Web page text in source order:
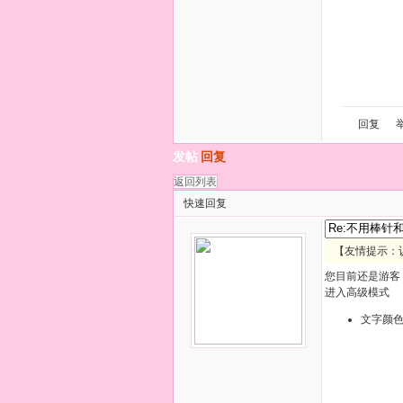
回复
发帖 回复
返回列表
快速回复
【友情提示
您目前还是游
进入高级模式
文字颜色